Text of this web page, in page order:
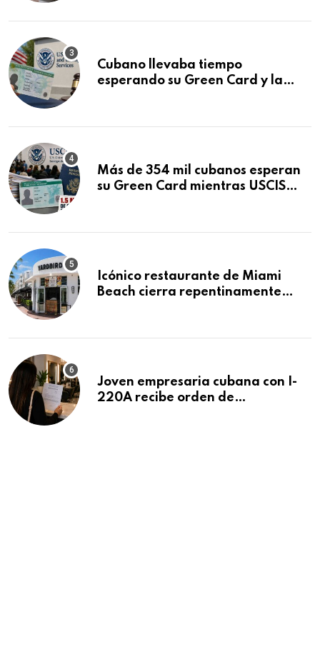
Cubano llevaba tiempo
esperando su Green Card y la
Más de 354 mil cubanos esperan
su Green Card mientras USCIS
Icónico restaurante de Miami
Beach cierra repentinamente
Joven empresaria cubana con I-
220A recibe orden de